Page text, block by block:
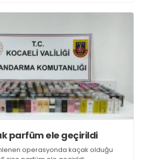
parfüm ele geçirildi
operasyonda kaçak olduğu